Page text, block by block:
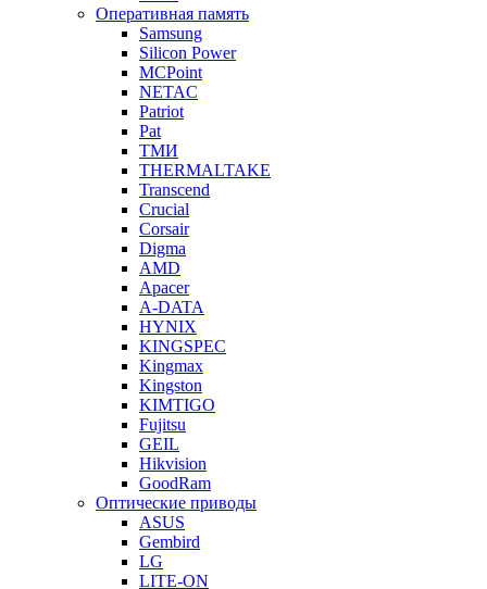
Оперативная память
Samsung
Silicon Power
MCPoint
NETAC
Patriot
Pat
ТМИ
THERMALTAKE
Transcend
Crucial
Corsair
Digma
AMD
Apacer
A-DATA
HYNIX
KINGSPEC
Kingmax
Kingston
KIMTIGO
Fujitsu
GEIL
Hikvision
GoodRam
Оптические приводы
ASUS
Gembird
LG
LITE-ON